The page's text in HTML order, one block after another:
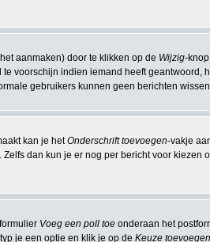
aanmaken) door te klikken op de Wijzig-
voorschijn indien iemand heeft geantwoord,
gebruikers kunnen geen berichten
kan je hetOnderschrift toevoegen-vakje
dan kun je er nog per bericht voor kiezen
Voeg een poll toe onderaan het
je een optie en klik je op de Keuze toevoegen